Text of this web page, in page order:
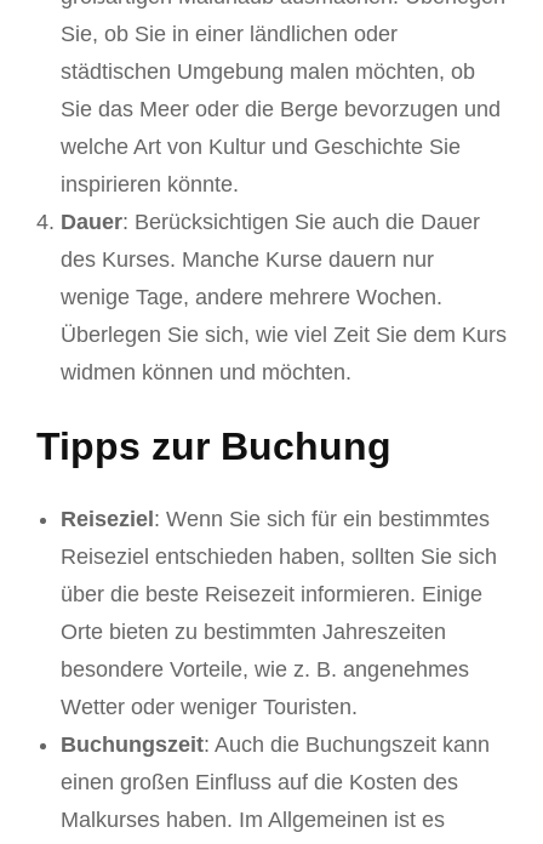
Sie, ob Sie in einer ländlichen oder
städtischen Umgebung malen möchten, ob
Sie das Meer oder die Berge bevorzugen und
welche Art von Kultur und Geschichte Sie
inspirieren könnte.
Dauer: Berücksichtigen Sie auch die Dauer
des Kurses. Manche Kurse dauern nur
wenige Tage, andere mehrere Wochen.
Überlegen Sie sich, wie viel Zeit Sie dem Kurs
widmen können und möchten.
Tipps zur Buchung
Reiseziel : Wenn Sie sich für ein bestimmtes
Reiseziel entschieden haben, sollten Sie sich
über die beste Reisezeit informieren. Einige
Orte bieten zu bestimmten Jahreszeiten
besondere Vorteile, wie z. B. angenehmes
Wetter oder weniger Touristen.
Buchungszeit: Auch die Buchungszeit kann
einen großen Einfluss auf die Kosten des
Malkurses haben. Im Allgemeinen ist es